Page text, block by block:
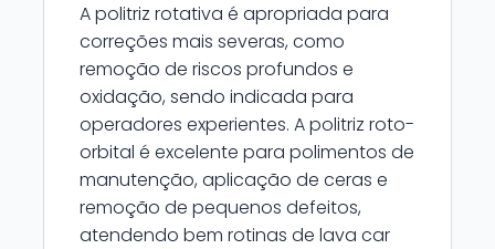
A politriz rotativa é apropriada para
correções mais severas, como
remoção de riscos profundos e
oxidação, sendo indicada para
operadores experientes. A politriz roto-
orbital é excelente para polimentos de
manutenção, aplicação de ceras e
remoção de pequenos defeitos,
atendendo bem rotinas de lava car